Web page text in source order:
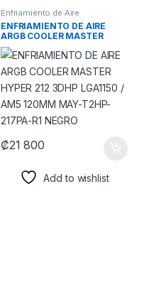
Enfriamiento de Aire
ENFRIAMIENTO DE AIRE
ARGB COOLER MASTER
HYPER 212 3DHP LGA1150 /
AM5 120MM MAY-T2HP-
217PA-R1 NEGRO
₡21 800
Add to wishlist